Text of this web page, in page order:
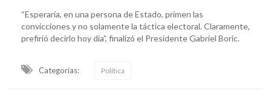
“Esperaría, en una persona de Estado, primen las
convicciones y no solamente la táctica electoral. Claramente,
prefirió decirlo hoy día”, finalizó el Presidente Gabriel Boric.
Categorias: Política